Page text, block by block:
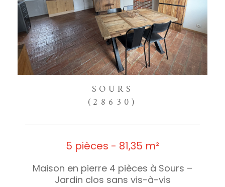
SOURS
(28630)
5 pièces - 81,35 m²
Maison en pierre 4 pièces à Sours –
Jardin clos sans vis-à-vis